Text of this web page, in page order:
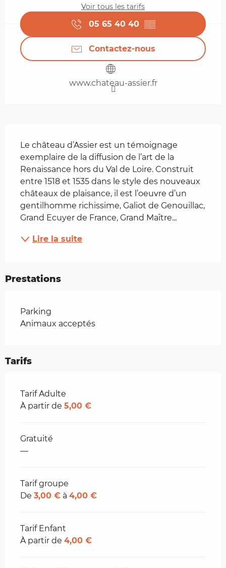
Voir tous les tarifs
05 65 40 40 ▒▒
Contactez-nous
www.chateau-assier.fr
Le château d’Assier est un témoignage
exemplaire de la diffusion de l’art de la
Renaissance hors du Val de Loire. Construit
entre 1518 et 1535 dans le style des nouveaux
châteaux de plaisance, il est l’oeuvre d’un
gentilhomme richissime, Galiot de Genouillac,
Grand Ecuyer de France, Grand Maître...
Lire la suite
Prestations
Parking
Animaux acceptés
Tarifs
Tarifs 2026
Tarif Adulte
À partir de 5,00 €
Gratuité
—
Tarif groupe
De 3,00 € à 4,00 €
Tarif Enfant
À partir de 4,00 €